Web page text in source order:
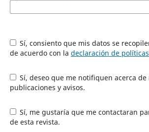
Sí, consiento que mis datos se recopilen y se almacenen
de acuerdo con la declaración de políticas
Sí, deseo que me notifiquen acerca de nuevas
publicaciones y avisos.
Sí, me gustaría que me contactaran para revisar artículos
de esta revista.